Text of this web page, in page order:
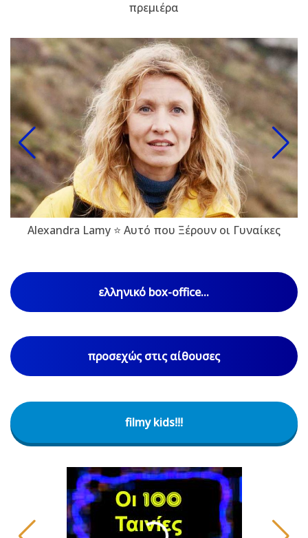
πρεμιέρα
Alexandra Lamy ⭐ Αυτό που Ξέρουν οι Γυναίκες
ελληνικό box-office...
προσεχώς στις αίθουσες
filmy kids!!!